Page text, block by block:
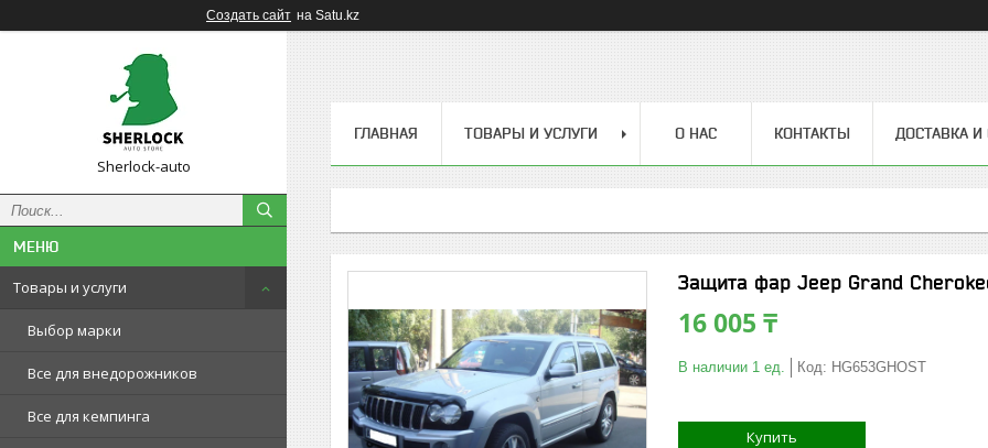
Создать сайт на Satu.kz
Sherlock-auto
Товары и услуги
Выбор марки
Все для внедорожников
Все для кемпинга
ГЛАВНАЯ ТОВАРЫ И УСЛУГИ О НАС КОНТАКТЫ ДОСТАВКА И
Защита фар Jeep Grand
16 005 ₸
В наличии 1 ед. Код: HG653GHOST
Купить